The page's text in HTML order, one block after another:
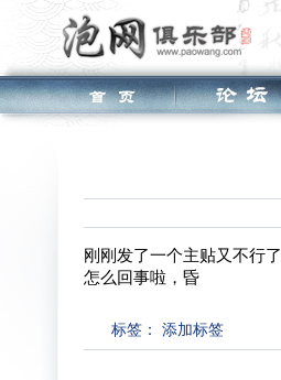
刚刚发了一个主贴又不行了
怎么回事啦，昏
标签： 添加标签